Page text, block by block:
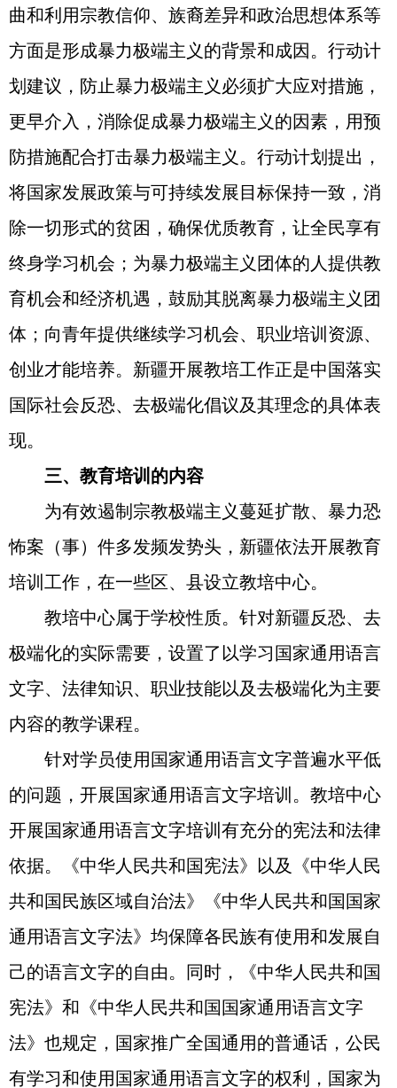
曲和利用宗教信仰、族裔差异和政治思想体系等
方面是形成暴力极端主义的背景和成因。行动计
划建议，防止暴力极端主义必须扩大应对措施，
更早介入，消除促成暴力极端主义的因素，用预
防措施配合打击暴力极端主义。行动计划提出，
将国家发展政策与可持续发展目标保持一致，消
除一切形式的贫困，确保优质教育，让全民享有
终身学习机会；为暴力极端主义团体的人提供教
育机会和经济机遇，鼓励其脱离暴力极端主义团
体；向青年提供继续学习机会、职业培训资源、
创业才能培养。新疆开展教培工作正是中国落实
国际社会反恐、去极端化倡议及其理念的具体表
现。
三、教育培训的内容
为有效遏制宗教极端主义蔓延扩散、暴力恐
怖案（事）件多发频发势头，新疆依法开展教育
培训工作，在一些区、县设立教培中心。
教培中心属于学校性质。针对新疆反恐、去
极端化的实际需要，设置了以学习国家通用语言
文字、法律知识、职业技能以及去极端化为主要
内容的教学课程。
针对学员使用国家通用语言文字普遍水平低
的问题，开展国家通用语言文字培训。教培中心
开展国家通用语言文字培训有充分的宪法和法律
依据。《中华人民共和国宪法》以及《中华人民
共和国民族区域自治法》《中华人民共和国国家
通用语言文字法》均保障各民族有使用和发展自
己的语言文字的自由。同时，《中华人民共和国
宪法》和《中华人民共和国国家通用语言文字
法》也规定，国家推广全国通用的普通话，公民
有学习和使用国家通用语言文字的权利，国家为